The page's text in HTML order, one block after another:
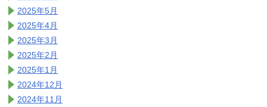
2025年5月
2025年4月
2025年3月
2025年2月
2025年1月
2024年12月
2024年11月